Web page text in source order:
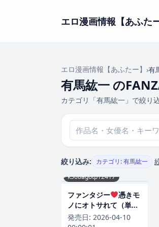
エロ漫画情報【あふた
エロ漫画情報【あふたー】 ›有
有馬紘一 の
カテゴリ「有馬紘一」で絞り
絞り込み: カテゴリ: 有馬紘一
k568agotp12417
ファンタジー
憑きモ
ノにオトサれて（単
話）｜有馬紘一-評価
発売日: 2026-04-10